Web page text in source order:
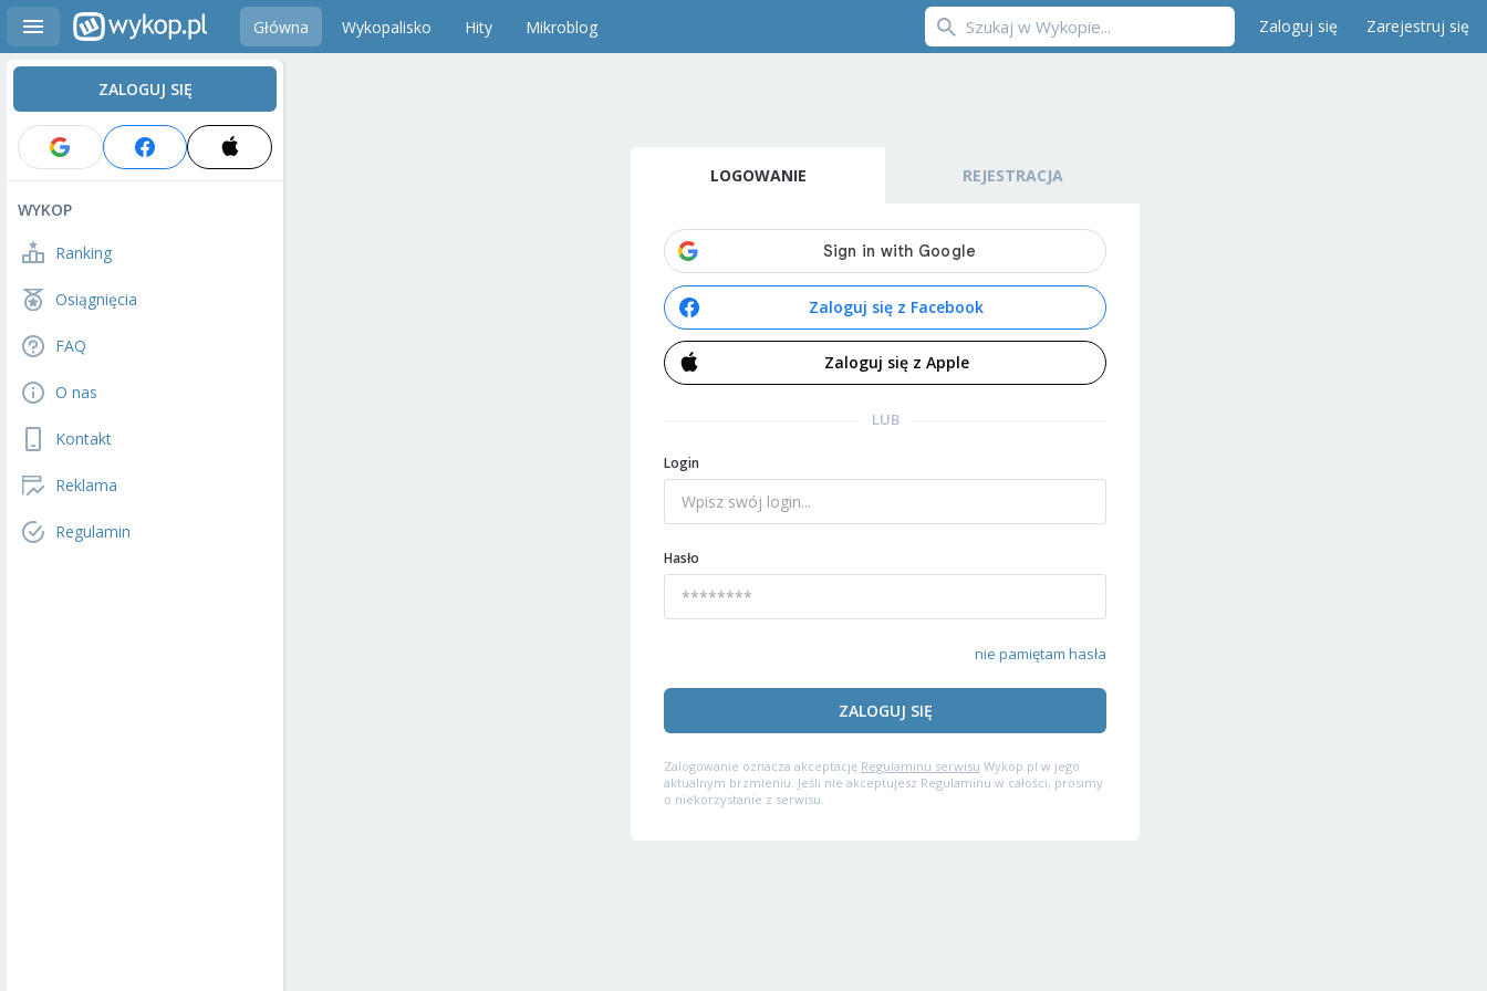
Główna Wykopalisko Hity Mikroblog Zaloguj się Zarejestruj się
ZALOGUJ SIĘ
WYKOP
Ranking
Osiągnięcia
FAQ
O nas
Kontakt
Reklama
Regulamin
LOGOWANIE REJESTRACJA
Zaloguj się z Facebook
Zaloguj się z Apple
LUB
Login
Hasło
nie pamiętam hasła
ZALOGUJ SIĘ
Zalogowanie oznacza akceptację Regulaminu serwisu Wykop.pl w jego
aktualnym brzmieniu. Jeśli nie akceptujesz Regulaminu w całości, prosimy
o niekorzystanie z serwisu.